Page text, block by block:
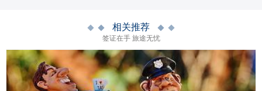
相关推荐
签证在手 旅途无忧